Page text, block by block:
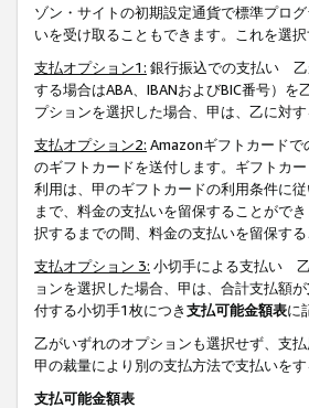
ゾン・サイトの初期設定通貨で標準プロ
いを受け取ることもできます。これを選
支払オプション1: 銀行振込での支払い 乙
する場合はABA、IBANおよびBIC番号）
プションを選択した場合、甲は、乙に対
支払オプション2: Amazonギフトカード
のギフトカードを送付します。ギフトカ
利用は、甲のギフトカードの利用条件に
まで、料金の支払いを留保することがで
択するまでの間、料金の支払いを留保する
支払オプション 3: 小切手による支払い 乙
ョンを選択した場合、甲は、合計支払額が
付する小切手1枚につき支払可能金額表に
乙がいずれのオプションも選択せず、支
甲の裁量により別の支払方法で支払いを
支払可能金額表